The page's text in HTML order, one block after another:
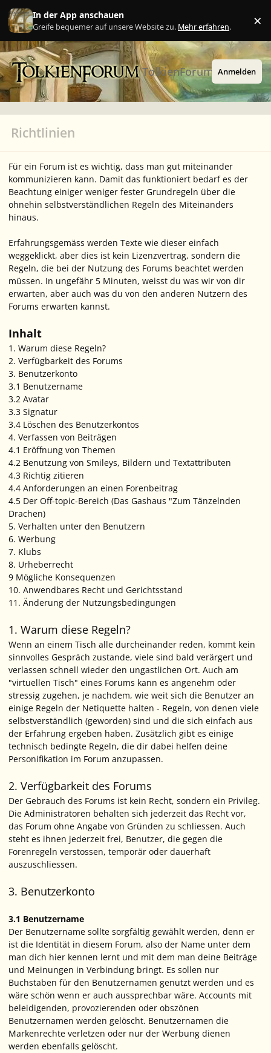
Zu Inhalt springen
In der App anschauen
Greife bequemer auf unsere Website zu. Mehr erfahren. ×
TolkienForum Anmelden
Richtlinien
Für ein Forum ist es wichtig, dass man gut miteinander
kommunizieren kann. Damit das funktioniert bedarf es der
Beachtung einiger weniger fester Grundregeln über die
ohnehin selbstverständlichen Regeln des Miteinanders
hinaus.
Erfahrungsgemäss werden Texte wie dieser einfach
weggeklickt, aber dies ist kein Lizenzvertrag, sondern die
Regeln, die bei der Nutzung des Forums beachtet werden
müssen. In ungefähr 5 Minuten, weisst du was wir von dir
erwarten, aber auch was du von den anderen Nutzern des
Forums erwarten kannst.
Inhalt
1. Warum diese Regeln?
2. Verfügbarkeit des Forums
3. Benutzerkonto
3.1 Benutzername
3.2 Avatar
3.3 Signatur
3.4 Löschen des Benutzerkontos
4. Verfassen von Beiträgen
4.1 Eröffnung von Themen
4.2 Benutzung von Smileys, Bildern und Textattributen
4.3 Richtig zitieren
4.4 Anforderungen an einen Forenbeitrag
4.5 Der Off-topic-Bereich (Das Gashaus "Zum Tänzelnden
Drachen)
5. Verhalten unter den Benutzern
6. Werbung
7. Klubs
8. Urheberrecht
9 Mögliche Konsequenzen
10. Anwendbares Recht und Gerichtsstand
11. Änderung der Nutzungsbedingungen
1. Warum diese Regeln?
Wenn an einem Tisch alle durcheinander reden, kommt kein
sinnvolles Gespräch zustande, viele sind bald verärgert und
verlassen schnell wieder den ungastlichen Ort. Auch am
"virtuellen Tisch" eines Forums kann es angenehm oder
stressig zugehen, je nachdem, wie weit sich die Benutzer an
einige Regeln der Netiquette halten - Regeln, von denen viele
selbstverständlich (geworden) sind und die sich einfach aus
der Erfahrung ergeben haben. Zusätzlich gibt es einige
technisch bedingte Regeln, die dir dabei helfen deine
Personifikation im Forum anzupassen.
2. Verfügbarkeit des Forums
Der Gebrauch des Forums ist kein Recht, sondern ein Privileg.
Die Administratoren behalten sich jederzeit das Recht vor,
das Forum ohne Angabe von Gründen zu schliessen. Auch
steht es ihnen jederzeit frei, Benutzer, die gegen die
Forenregeln verstossen, temporär oder dauerhaft
auszuschliessen.
3. Benutzerkonto
3.1 Benutzername
Der Benutzername sollte sorgfältig gewählt werden, denn er
ist die Identität in diesem Forum, also der Name unter dem
man dich hier kennen lernt und mit dem man deine Beiträge
und Meinungen in Verbindung bringt. Es sollen nur
Buchstaben für den Benutzernamen genutzt werden und es
wäre schön wenn er auch aussprechbar wäre. Accounts mit
beleidigenden, provozierenden oder obszönen
Benutzernamen werden gelöscht. Benutzernamen die
Markenrechte verletzen oder nur der Werbung dienen
werden ebenfalls gelöscht.